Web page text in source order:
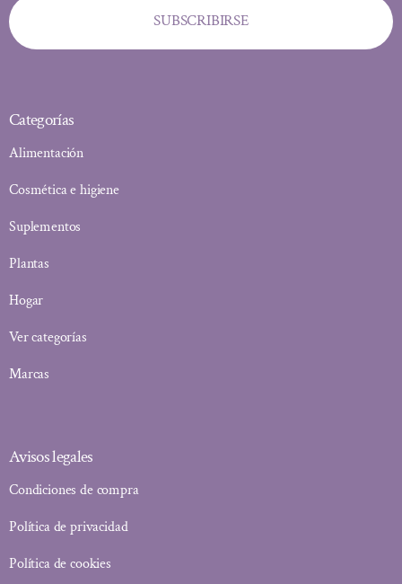
SUBSCRIBIRSE
Categorías
Alimentación
Cosmética e higiene
Suplementos
Plantas
Hogar
Ver categorías
Marcas
Avisos legales
Condiciones de compra
Política de privacidad
Política de cookies